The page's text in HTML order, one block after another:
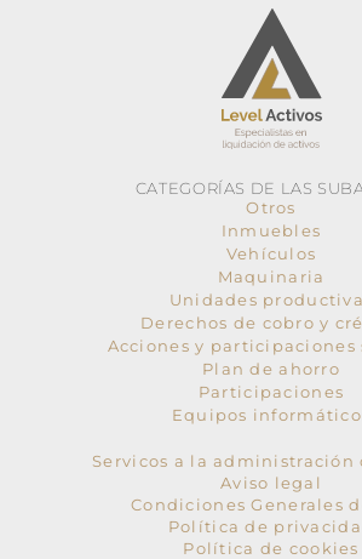
CATEGORÍAS DE LAS
Otros
Inmuebles
Vehículos
Maquinaria
Unidades
Derechos de cobro y
Acciones y participaciones
Plan de ahorro
Participaciones
Equipos
Servicos a la administración
Aviso legal
Condiciones Generales
Política de
Política de cookies